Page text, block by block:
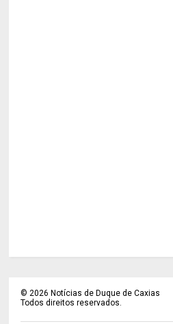
©2026 Notícias de Duque de Caxias
Todos direitos reservados.